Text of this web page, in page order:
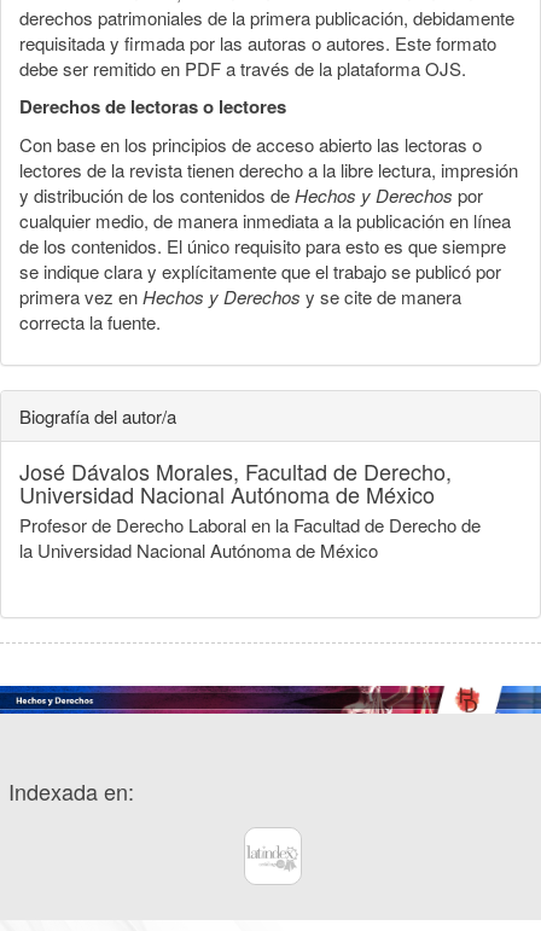
derechos patrimoniales de la primera publicación, debidamente
requisitada y firmada por las autoras o autores. Este formato
debe ser remitido en PDF a través de la plataforma OJS.
Derechos de lectoras o lectores
Con base en los principios de acceso abierto las lectoras o
lectores de la revista tienen derecho a la libre lectura, impresión
y distribución de los contenidos deHechos y Derechos por
cualquier medio, de manera inmediata a la publicación en línea
de los contenidos. El único requisito para esto es que siempre
se indique clara y explícitamente que el trabajo se publicó por
primera vez enHechos y Derechos y se cite de manera
correcta la fuente.
Biografía del autor/a
José Dávalos Morales, Facultad de Derecho,
Universidad Nacional Autónoma de México
Profesor de Derecho Laboral en la Facultad de Derecho de
la Universidad Nacional Autónoma de México
Indexada en: